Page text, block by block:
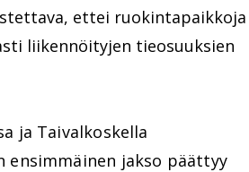
ettei ruokintapaikkoja
liikennöityjen tieosuuksien
ja Taivalkoskella
ensimmäinen jakso päättyy